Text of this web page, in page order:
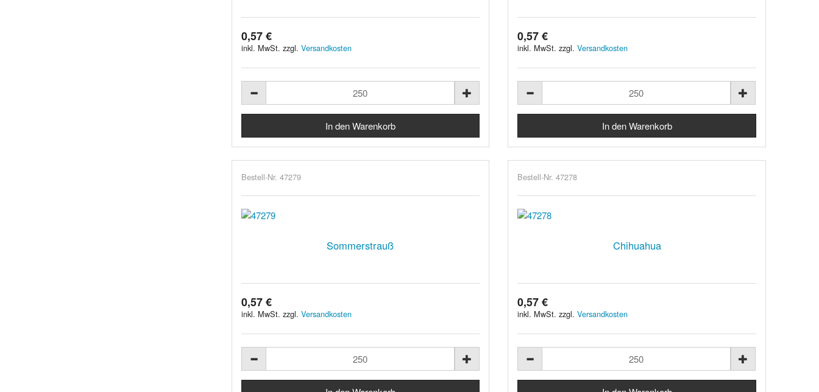
0,57 €
inkl. MwSt. zzgl. Versandkosten
0,57 €
inkl. MwSt. zzgl.Versandkosten
Bestell-Nr. 47279
Sommerstrauß
0,57 €
inkl. MwSt. zzgl. Versandkosten
Bestell-Nr. 47278
Chihuahua
0,57 €
inkl. MwSt. zzgl.Versandkosten